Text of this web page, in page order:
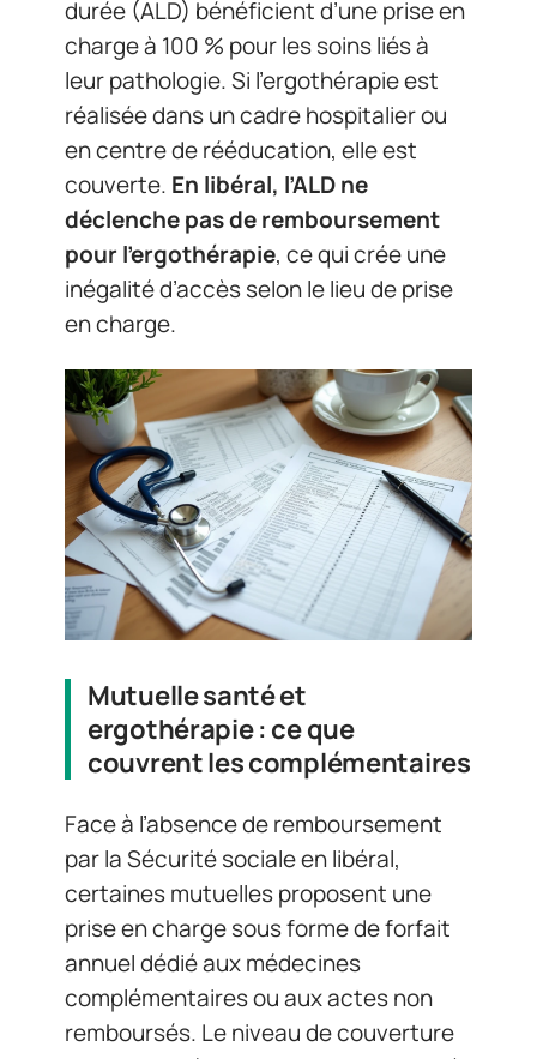
durée (ALD) bénéficient d’une prise en
charge à 100 % pour les soins liés à
leur pathologie. Si l’ergothérapie est
réalisée dans un cadre hospitalier ou
en centre de rééducation, elle est
couverte. En libéral, l’ALD ne
déclenche pas de remboursement
pour l’ergothérapie, ce qui crée une
inégalité d’accès selon le lieu de prise
en charge.
Mutuelle santé et
ergothérapie : ce que
couvrent les complémentaires
Face à l’absence de remboursement
par la Sécurité sociale en libéral,
certaines mutuelles proposent une
prise en charge sous forme de forfait
annuel dédié aux médecines
complémentaires ou aux actes non
remboursés. Le niveau de couverture